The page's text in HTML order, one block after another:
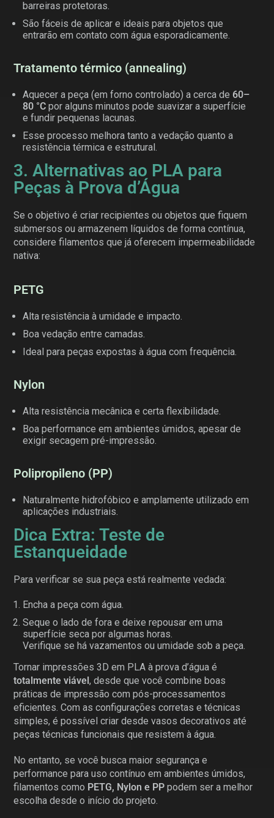
barreiras protetoras.
São fáceis de aplicar e ideais para objetos que
entrarão em contato com água esporadicamente.
Tratamento térmico (annealing)
Aquecer a peça (em forno controlado) a cerca de 60–
80 °C por alguns minutos pode suavizar a superfície
e fundir pequenas lacunas.
Esse processo melhora tanto a vedação quanto a
resistência térmica e estrutural.
3. Alternativas ao PLA para
Peças à Prova d’Água
Se o objetivo é criar recipientes ou objetos que fiquem
submersos ou armazenem líquidos de forma contínua,
considere filamentos que já oferecem impermeabilidade
nativa:
PETG
Alta resistência à umidade e impacto.
Boa vedação entre camadas.
Ideal para peças expostas à água com frequência.
Nylon
Alta resistência mecânica e certa flexibilidade.
Boa performance em ambientes úmidos, apesar de
exigir secagem pré-impressão.
Polipropileno (PP)
Naturalmente hidrofóbico e amplamente utilizado em
aplicações industriais.
Dica Extra: Teste de
Estanqueidade
Para verificar se sua peça está realmente vedada:
Encha a peça com água.
Seque o lado de fora e deixe repousar em uma
superfície seca por algumas horas.
Verifique se há vazamentos ou umidade sob a peça.
Tornar impressões 3D em PLA à prova d’água é
totalmente viável, desde que você combine boas
práticas de impressão com pós-processamentos
eficientes. Com as configurações corretas e técnicas
simples, é possível criar desde vasos decorativos até
peças técnicas funcionais que resistem à água.
No entanto, se você busca maior segurança e
performance para uso contínuo em ambientes úmidos,
filamentos como PETG, Nylon e PP podem ser a melhor
escolha desde o início do projeto.